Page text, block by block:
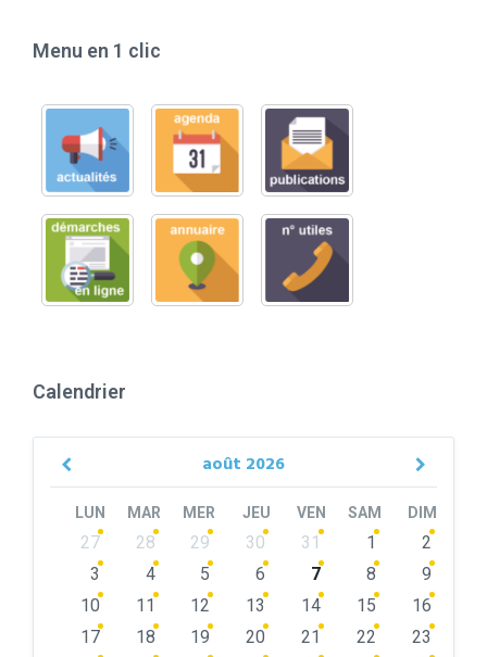
Menu en 1 clic
Calendrier
août 2026
Previous
LUN MAR MER JEU VEN SAM DIM
Skip
calendar
27 28 29 30 31 1
2
3
4 5 6 7 8
9
10
11 12 13 14 15
16
17
18 19 20 21 22
23